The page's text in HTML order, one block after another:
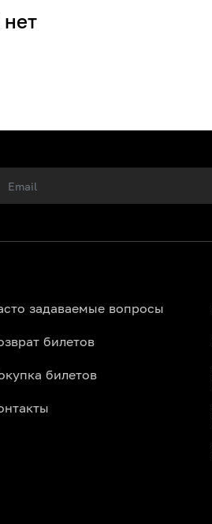
задаваемые вопросы
билетов
билетов